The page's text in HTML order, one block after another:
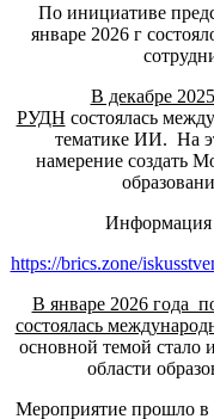
По инициативе
январе 2026 г
В декабре
РУДН состоялась
тематике ИИ. На
намерение создать
Информация
https://brics.zone/
В январе 2026 года
состоялась
основной темой стало
области
Мероприятие прошло в